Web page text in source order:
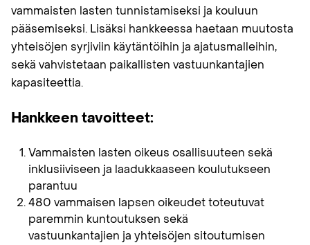
vammaisten lasten tunnistamiseksi ja kouluun
pääsemiseksi. Lisäksi hankkeessa haetaan muutosta
yhteisöjen syrjiviin käytäntöihin ja ajatusmalleihin,
sekä vahvistetaan paikallisten vastuunkantajien
kapasiteettia.
Hankkeen tavoitteet:
Vammaisten lasten oikeus osallisuuteen sekä
inklusiiviseen ja laadukkaaseen koulutukseen
parantuu
480 vammaisen lapsen oikeudet toteutuvat
paremmin kuntoutuksen sekä
vastuunkantajien ja yhteisöjen sitoutumisen